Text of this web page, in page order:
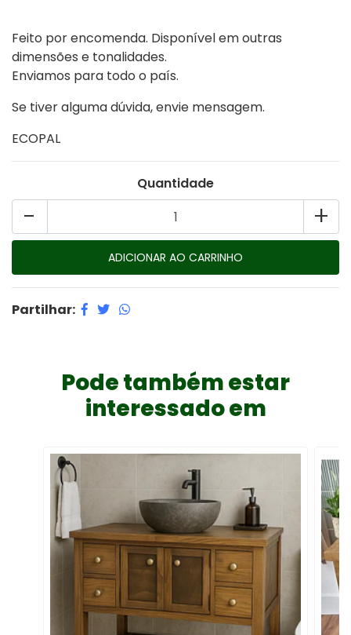
Feito por encomenda. Disponível em outras
dimensões e tonalidades.
Enviamos para todo o país.
Se tiver alguma dúvida, envie mensagem.
ECOPAL
Quantidade
+
-
Partilhar:
Pode também estar
interessado em